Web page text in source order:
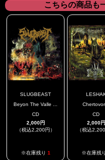
こちらの商品も
SLUGBEAST
Beyon The Valle ...
CD
2,000円
（税込2,200円）
※在庫残り 1
CD
2,000円
（税込2,200
※在庫残り